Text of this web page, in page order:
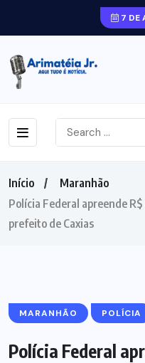
7 DE
Início
Maranhão
Polícia Federal apreende
prefeito de Caxias
MARANHÃO POLÍCIA
Polícia Federal